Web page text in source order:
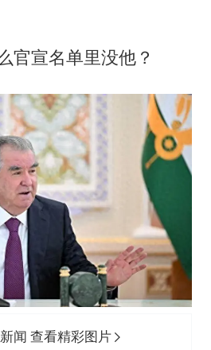
官宣名单里没他？
闻 查看精彩图片